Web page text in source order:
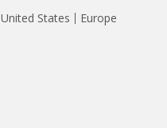
United States Europe